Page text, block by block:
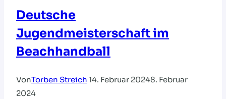
Deutsche
Jugendmeisterschaft im
Beachhandball
VonTorben Streich 14. Februar 20248. Februar
2024